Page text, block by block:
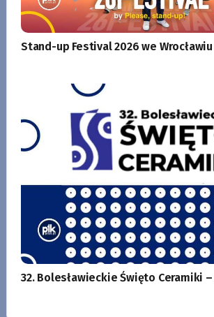
Stand-up Festival 2026 we
32. Bolesławieckie Święto Ceramiki –